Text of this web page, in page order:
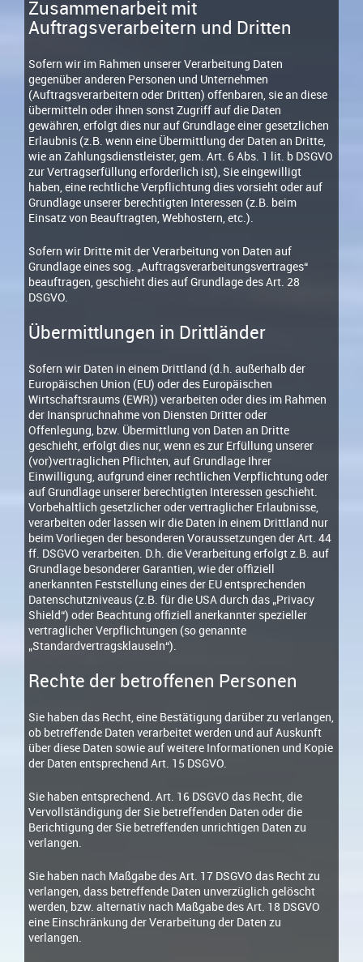
Zusammenarbeit mit
Auftragsverarbeitern und Dritten
Sofern wir im Rahmen unserer Verarbeitung Daten
gegenüber anderen Personen und Unternehmen
(Auftragsverarbeitern oder Dritten) offenbaren, sie an diese
übermitteln oder ihnen sonst Zugriff auf die Daten
gewähren, erfolgt dies nur auf Grundlage einer gesetzlichen
Erlaubnis (z.B. wenn eine Übermittlung der Daten an Dritte,
wie an Zahlungsdienstleister, gem. Art. 6 Abs. 1 lit. b DSGVO
zur Vertragserfüllung erforderlich ist), Sie eingewilligt
haben, eine rechtliche Verpflichtung dies vorsieht oder auf
Grundlage unserer berechtigten Interessen (z.B. beim
Einsatz von Beauftragten, Webhostern, etc.).
Sofern wir Dritte mit der Verarbeitung von Daten auf
Grundlage eines sog. „Auftragsverarbeitungsvertrages“
beauftragen, geschieht dies auf Grundlage des Art. 28
DSGVO.
Übermittlungen in Drittländer
Sofern wir Daten in einem Drittland (d.h. außerhalb der
Europäischen Union (EU) oder des Europäischen
Wirtschaftsraums (EWR)) verarbeiten oder dies im Rahmen
der Inanspruchnahme von Diensten Dritter oder
Offenlegung, bzw. Übermittlung von Daten an Dritte
geschieht, erfolgt dies nur, wenn es zur Erfüllung unserer
(vor)vertraglichen Pflichten, auf Grundlage Ihrer
Einwilligung, aufgrund einer rechtlichen Verpflichtung oder
auf Grundlage unserer berechtigten Interessen geschieht.
Vorbehaltlich gesetzlicher oder vertraglicher Erlaubnisse,
verarbeiten oder lassen wir die Daten in einem Drittland nur
beim Vorliegen der besonderen Voraussetzungen der Art. 44
ff. DSGVO verarbeiten. D.h. die Verarbeitung erfolgt z.B. auf
Grundlage besonderer Garantien, wie der offiziell
anerkannten Feststellung eines der EU entsprechenden
Datenschutzniveaus (z.B. für die USA durch das „Privacy
Shield“) oder Beachtung offiziell anerkannter spezieller
vertraglicher Verpflichtungen (so genannte
„Standardvertragsklauseln“).
Rechte der betroffenen Personen
Sie haben das Recht, eine Bestätigung darüber zu verlangen,
ob betreffende Daten verarbeitet werden und auf Auskunft
über diese Daten sowie auf weitere Informationen und Kopie
der Daten entsprechend Art. 15 DSGVO.
Sie haben entsprechend. Art. 16 DSGVO das Recht, die
Vervollständigung der Sie betreffenden Daten oder die
Berichtigung der Sie betreffenden unrichtigen Daten zu
verlangen.
Sie haben nach Maßgabe des Art. 17 DSGVO das Recht zu
verlangen, dass betreffende Daten unverzüglich gelöscht
werden, bzw. alternativ nach Maßgabe des Art. 18 DSGVO
eine Einschränkung der Verarbeitung der Daten zu
verlangen.